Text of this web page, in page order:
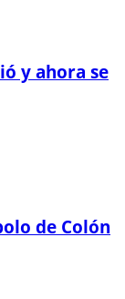
y ahora se
de Colón